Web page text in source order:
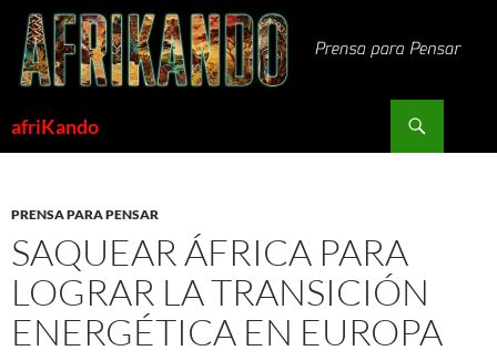
Saltar
contenido
afriKando
PRENSA PARA PENSAR
SAQUEAR ÁFRICA PARA
LOGRAR LA TRANSICIÓN
ENERGÉTICA EN EUROPA